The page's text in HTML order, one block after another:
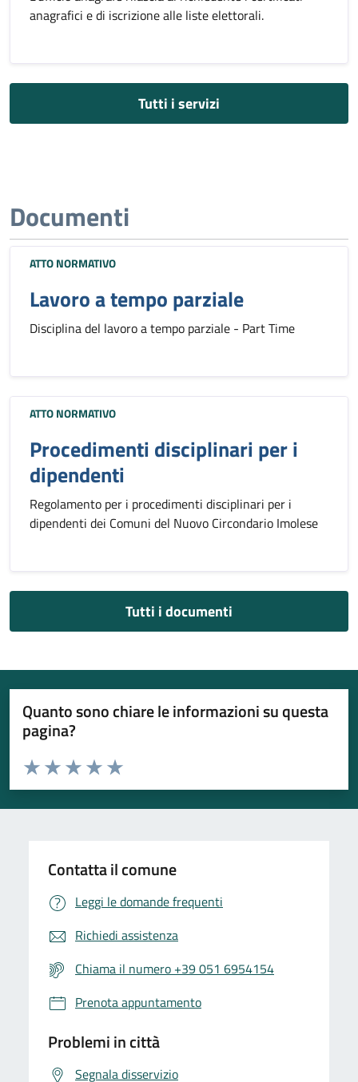
anagrafici e di iscrizione alle liste elettorali.
Tutti i servizi
Documenti
ATTO NORMATIVO
Lavoro a tempo parziale
Disciplina del lavoro a tempo parziale - Part Time
ATTO NORMATIVO
Procedimenti disciplinari per i
dipendenti
Regolamento per i procedimenti disciplinari per i
dipendenti dei Comuni del Nuovo Circondario Imolese
Tutti i documenti
Quanto sono chiare le informazioni su questa
pagina?
Valuta da 1 a 5 stelle la pagina
Valuta 5 stelle su 5
Valuta 4 stelle su 5
Valuta 3 stelle su 5
Valuta 2 stelle su 5
Valuta 1 stelle su 5
Contatta il comune
Leggi le domande frequenti
Richiedi assistenza
Chiama il numero +39 051 6954154
Prenota appuntamento
Problemi in città
Segnala disservizio